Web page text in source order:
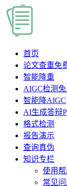
首页
论文查重免
智能降重
AIGC检测
智能降AIGC
AI生成答辩
格式检测
报告演示
查询真伪
知识专栏
使用
常见